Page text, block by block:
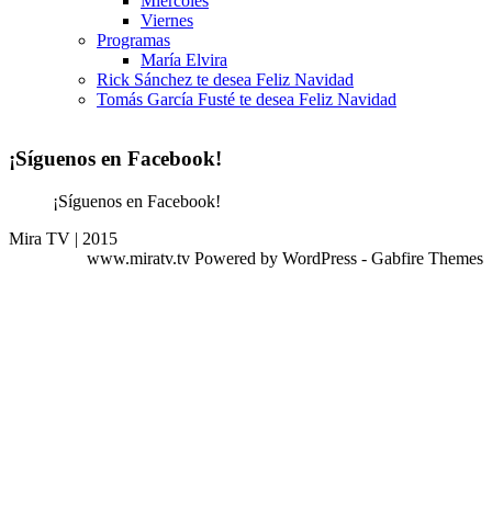
Viernes
Programas
María Elvira
Rick Sánchez te desea Feliz Navidad
Tomás García Fusté te desea Feliz Navidad
¡Síguenos en Facebook!
¡Síguenos en Facebook!
Mira TV | 2015
www.miratv.tv Powered by WordPress - Gabfire Themes